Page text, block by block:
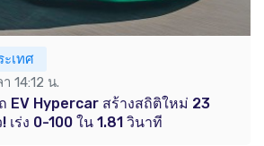
เทศ
14:12 น.
EV Hypercar สร้างสถิติใหม่ 23
เร่ง 0-100 ใน 1.81 วินาที